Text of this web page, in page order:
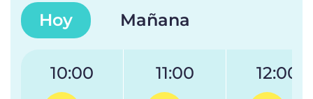
Hoy Mañana
10:00 11:00 12:00